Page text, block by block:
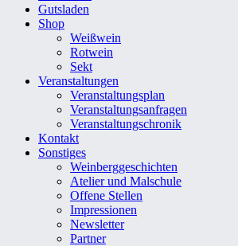
Gutsladen
Shop
Weißwein
Rotwein
Sekt
Veranstaltungen
Veranstaltungsplan
Veranstaltungsanfragen
Veranstaltungschronik
Kontakt
Sonstiges
Weinberggeschichten
Atelier und Malschule
Offene Stellen
Impressionen
Newsletter
Partner